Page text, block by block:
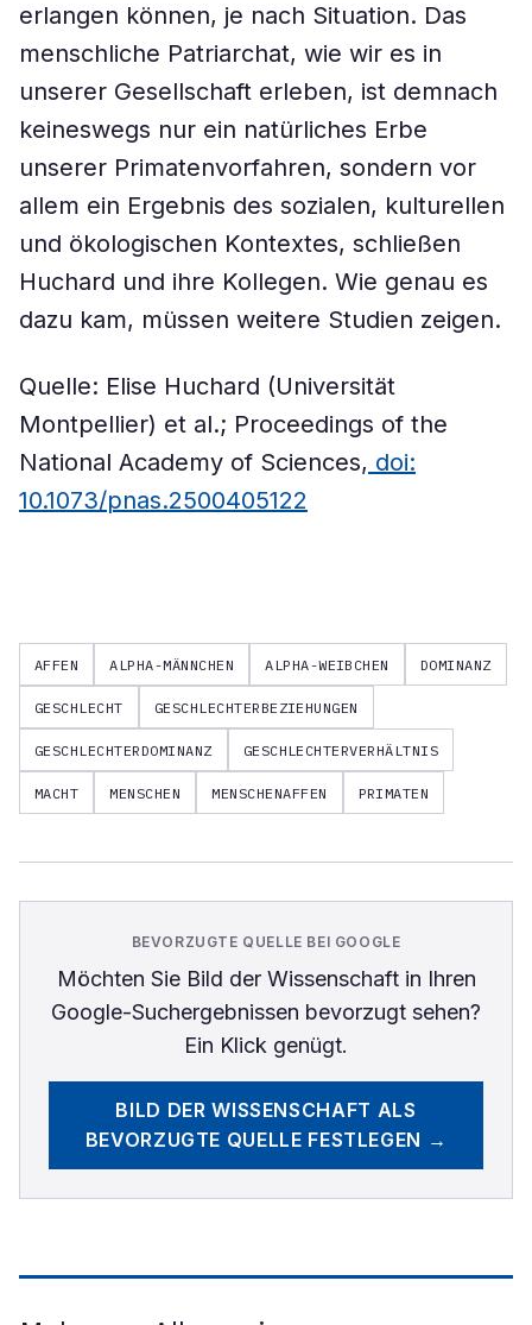
erlangen können, je nach Situation. Das
menschliche Patriarchat, wie wir es in
unserer Gesellschaft erleben, ist demnach
keineswegs nur ein natürliches Erbe
unserer Primatenvorfahren, sondern vor
allem ein Ergebnis des sozialen, kulturellen
und ökologischen Kontextes, schließen
Huchard und ihre Kollegen. Wie genau es
dazu kam, müssen weitere Studien zeigen.
Quelle: Elise Huchard (Universität
Montpellier) et al.; Proceedings of the
National Academy of Sciences, doi:
10.1073/pnas.2500405122
AFFEN ALPHA-MÄNNCHEN ALPHA-WEIBCHEN DOMINANZ
GESCHLECHT GESCHLECHTERBEZIEHUNGEN
GESCHLECHTERDOMINANZ GESCHLECHTERVERHÄLTNIS
MACHT MENSCHEN MENSCHENAFFEN PRIMATEN
BEVORZUGTE QUELLE BEI GOOGLE
Möchten Sie Bild der Wissenschaftin Ihren
Google-Suchergebnissen bevorzugt sehen?
Ein Klick genügt.
BILD DER WISSENSCHAFT ALS
BEVORZUGTE QUELLE FESTLEGEN →